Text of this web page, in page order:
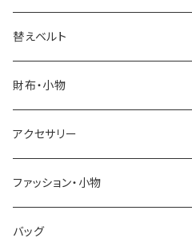
ELGIN
SALVATORE MARRA
CASIO
GRANDEUR
COGU
替えベルト
COACH
DANIEL WELLINGTON
LACOSTE
DIESEL
財布・小物
SONNE
DUCT
TRANSNUMBER
アクセサリー
GUCCI
TIFFANY&CO
ファッション・小物
DAKS
バッグ